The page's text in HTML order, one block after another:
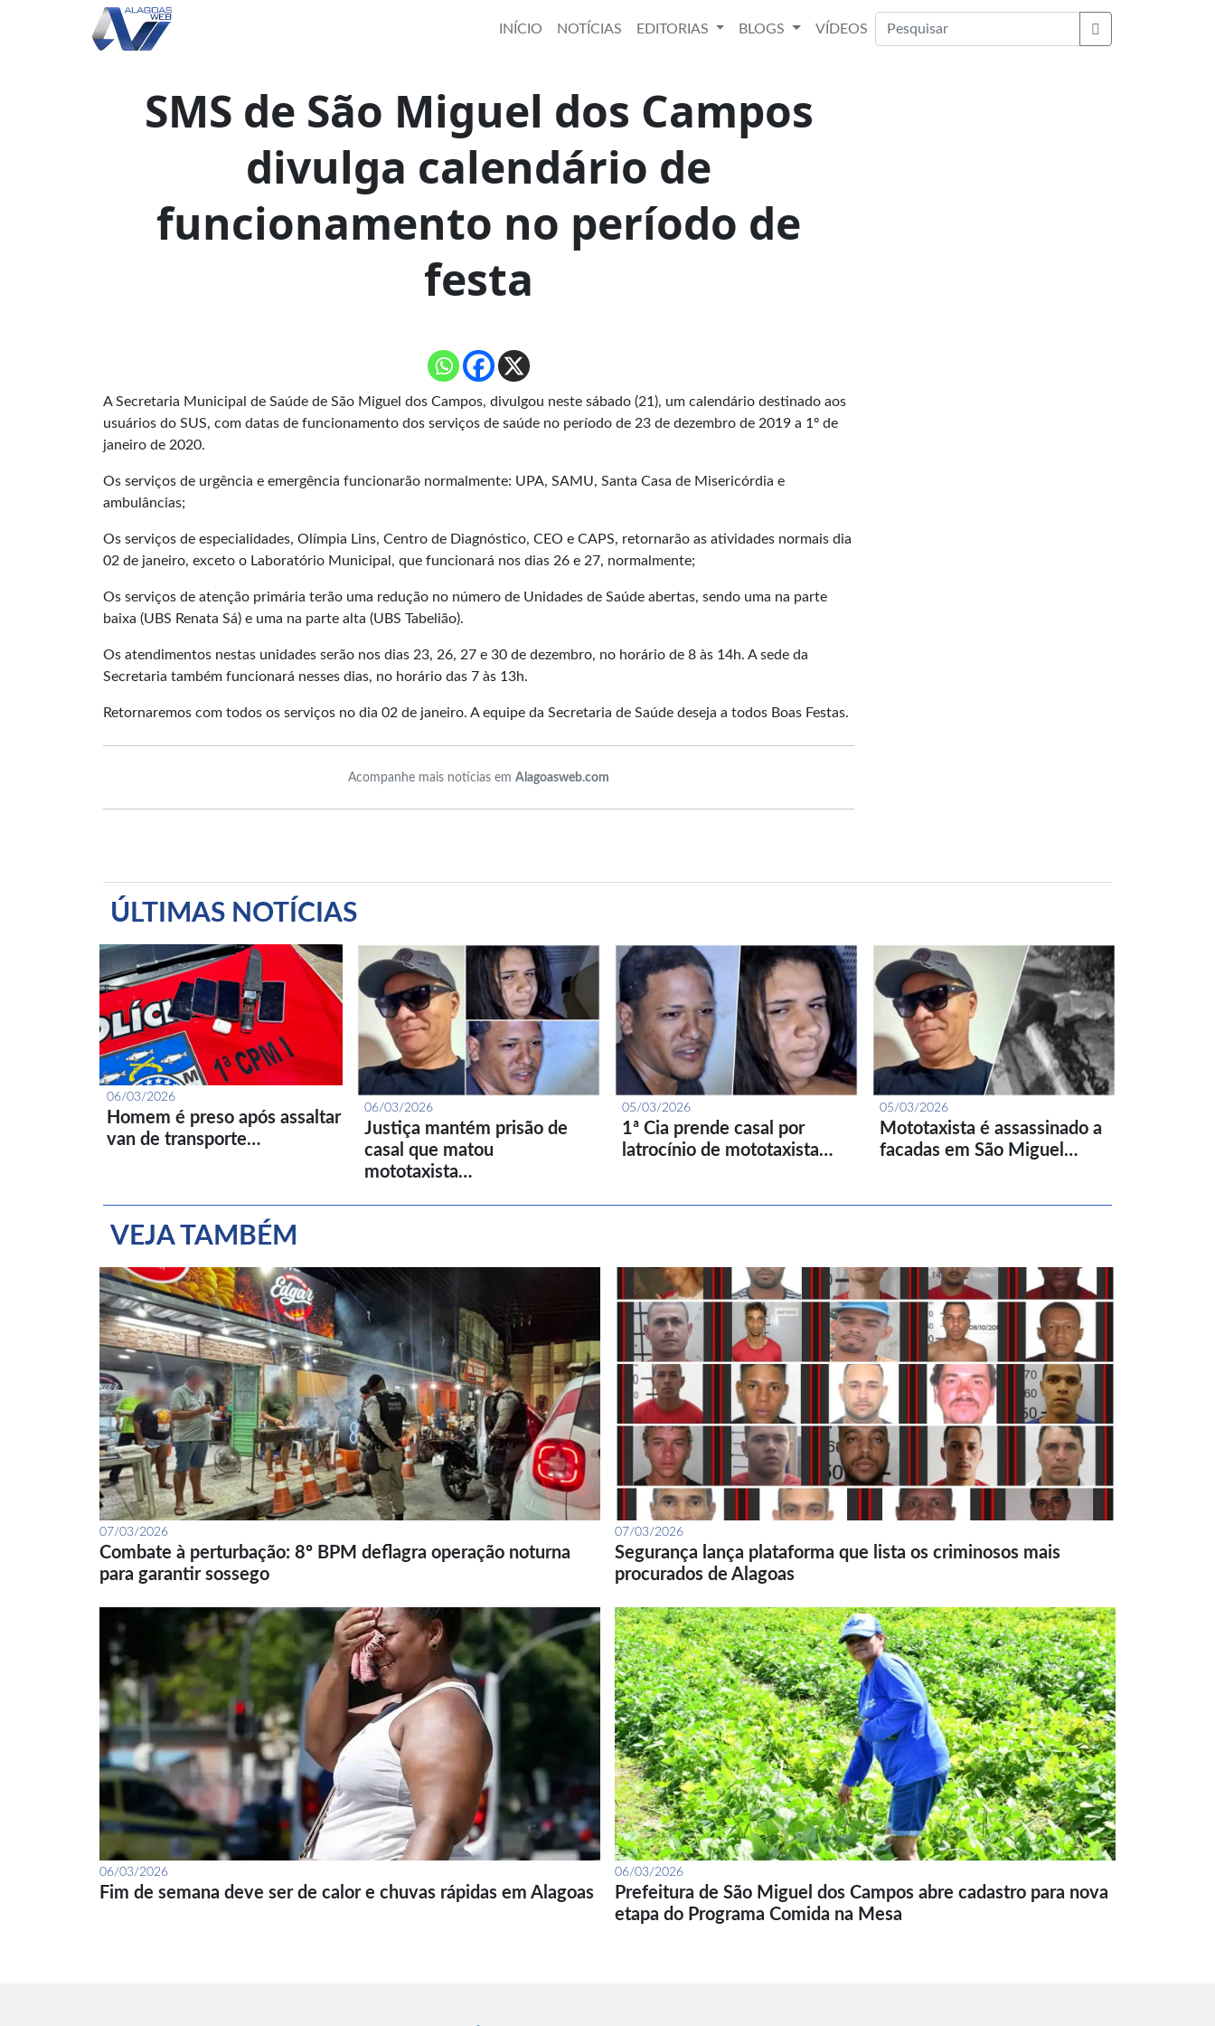
INÍCIO NOTÍCIAS EDITORIAS BLOGS
VÍDEOS
Buscar
SMS de São Miguel dos Campos
divulga calendário de
funcionamento no período de
festa
A Secretaria Municipal de Saúde de São Miguel dos Campos, divulgou neste sábado (21), um calendário destinado aos
usuários do SUS, com datas de funcionamento dos serviços de saúde no período de 23 de dezembro de 2019 a 1º de
janeiro de 2020.
Os serviços de urgência e emergência funcionarão normalmente: UPA, SAMU, Santa Casa de Misericórdia e
ambulâncias;
Os serviços de especialidades, Olímpia Lins, Centro de Diagnóstico, CEO e CAPS, retornarão as atividades normais dia
02 de janeiro, exceto o Laboratório Municipal, que funcionará nos dias 26 e 27, normalmente;
Os serviços de atenção primária terão uma redução no número de Unidades de Saúde abertas, sendo uma na parte
baixa (UBS Renata Sá) e uma na parte alta (UBS Tabelião).
Os atendimentos nestas unidades serão nos dias 23, 26, 27 e 30 de dezembro, no horário de 8 às 14h. A sede da
Secretaria também funcionará nesses dias, no horário das 7 às 13h.
Retornaremos com todos os serviços no dia 02 de janeiro. A equipe da Secretaria de Saúde deseja a todos Boas Festas.
Acompanhe mais notícias em Alagoasweb.com
ÚLTIMAS NOTÍCIAS
06/03/2026
Homem é preso após assaltar
van de transporte…
06/03/2026
Justiça mantém prisão de
casal que matou
mototaxista…
05/03/2026
1ª Cia prende casal por
latrocínio de mototaxista…
05/03/2026
Mototaxista é assassinado a
facadas em São Miguel…
VEJA TAMBÉM
07/03/2026
Combate à perturbação: 8º BPM deflagra operação noturna
para garantir sossego
07/03/2026
Segurança lança plataforma que lista os criminosos mais
procurados de Alagoas
06/03/2026
Fim de semana deve ser de calor e chuvas rápidas em Alagoas
06/03/2026
Prefeitura de São Miguel dos Campos abre cadastro para nova
etapa do Programa Comida na Mesa